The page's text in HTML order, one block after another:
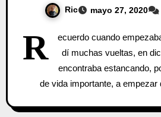
Ric mayo 27, 2020
R
ecuerdo cuando
dí muchas vueltas, en
encontraba estancando,
de vida importante, a